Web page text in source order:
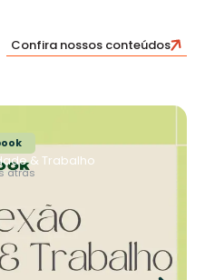
Confira nossos conteúdos
& Trabalho
atrás